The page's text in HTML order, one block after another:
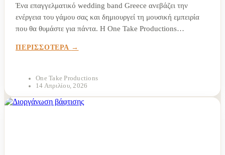
Ένα επαγγελματικό wedding band Greece ανεβάζει την
ενέργεια του γάμου σας και δημιουργεί τη μουσική εμπειρία
που θα θυμάστε για πάντα. Η One Take Productions
εκδηλώσεις. ???? Άμεση απάντηση Ένα wedding band
ΠΕΡΙΣΣΟΤΕΡΑ
One Take Productions
14 Απριλίου, 2026